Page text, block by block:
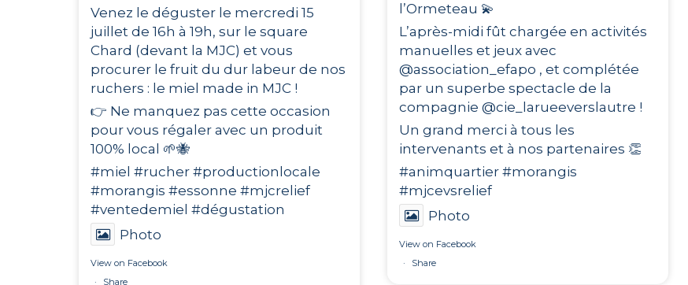
Venez le déguster le mercredi 15
juillet de 16h à 19h, sur le square
Chard (devant la MJC) et vous
procurer le fruit du dur labeur de nos
ruchers : le miel made in MJC !
👉 Ne manquez pas cette occasion
pour vous régaler avec un produit
100% local 🌱🐝
#miel #rucher #productionlocale
#morangis #essonne #mjcrelief
#ventedemiel #dégustation
Photo
View on Facebook
·
Share
l’Ormeteau ‍💫
L’après-midi fût chargée en activités
manuelles et jeux avec
@association_efapo , et complétée
par un superbe spectacle de la
compagnie @cie_larueeverslautre !
Un grand merci à tous les
intervenants et à nos partenaires 👏
#animquartier #morangis
#mjcevsrelief
Photo
View on Facebook
·
Share